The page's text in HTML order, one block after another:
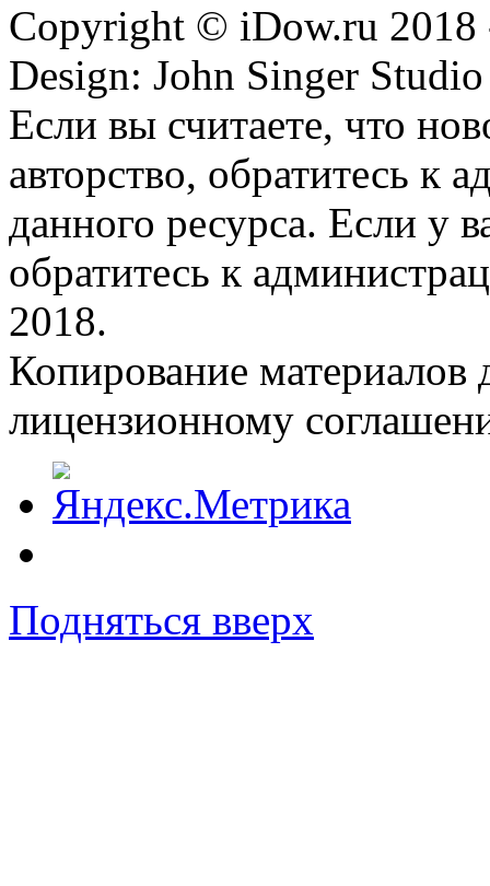
Copyright © iDow.ru 2018
Design: John Singer Studio
Если вы считаете, что
авторство, обратитесь к
данного ресурса. Если у
обратитесь к
2018.
Копирование материалов
лицензионному
Подняться вверх